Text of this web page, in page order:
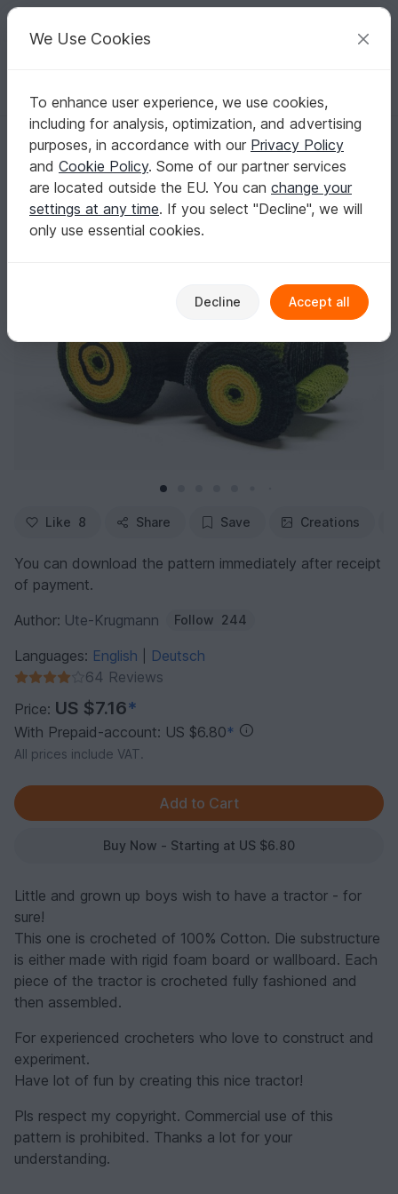
Your creative ideas
English | US $ (USD) Log in Register for free
Homepage Crochet Kids Toys for kids
Tractor
Tractor
Like 8 Share Save Creations
You can download the pattern immediately after receipt
of payment.
Author: Ute-Krugmann Follow 244
Languages: English
Deutsch
64 Reviews
Price: US $7.16*
With Prepaid-account: US $6.80*
All prices include VAT.
Buy Now - Starting at US $6.80
Little and grown up boys wish to have a tractor - for
sure!
This one is crocheted of 100% Cotton. Die substructure
is either made with rigid foam board or wallboard. Each
piece of the tractor is crocheted fully fashioned and
then assembled.
For experienced crocheters who love to construct and
experiment.
Have lot of fun by creating this nice tractor!
Pls respect my copyright. Commercial use of this
pattern is prohibited. Thanks a lot for your
understanding.
We Use Cookies
To enhance user experience, we use cookies,
including for analysis, optimization, and advertising
purposes, in accordance with our Privacy Policy
and Cookie Policy. Some of our partner services
are located outside the EU. You can change your
settings at any time. If you select "Decline", we will
only use essential cookies.
Decline Accept all